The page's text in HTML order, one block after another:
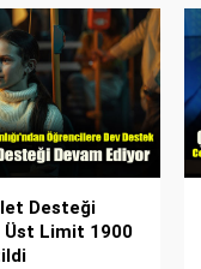
Desteği
Üst Limit 1900